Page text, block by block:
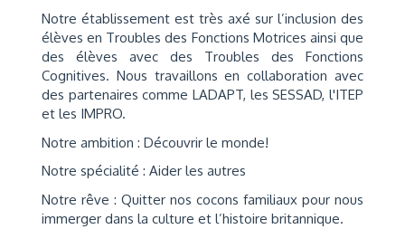
Notre établissement est très axé sur l’inclusion des
élèves en Troubles des Fonctions Motrices ainsi que
des élèves avec des Troubles des Fonctions
Cognitives. Nous travaillons en collaboration avec
des partenaires comme LADAPT, les SESSAD, l'ITEP
et les IMPRO.
Notre ambition : Découvrir le monde!
Notre spécialité : Aider les autres
Notre rêve : Quitter nos cocons familiaux pour nous
immerger dans la culture et l’histoire britannique.